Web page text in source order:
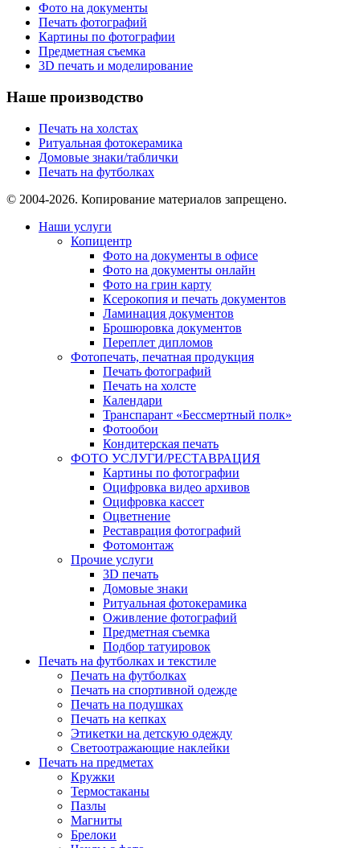
Фото на документы
Печать фотографий
Картины по фотографии
Предметная съемка
3D печать и моделирование
Наше производство
Печать на холстах
Ритуальная фотокерамика
Домовые знаки/таблички
Печать на футболках
© 2004-2026. Копирование материалов запрещено.
Наши услуги
Копицентр
Фото на документы в офисе
Фото на документы онлайн
Фото на грин карту
Ксерокопия и печать документов
Ламинация документов
Брошюровка документов
Переплет дипломов
Фотопечать, печатная продукция
Печать фотографий
Печать на холсте
Календари
Транспарант «Бессмертный полк»
Фотообои
Кондитерская печать
ФОТО УСЛУГИ/РЕСТАВРАЦИЯ
Картины по фотографии
Оцифровка видео архивов
Оцифровка кассет
Оцветнение
Реставрация фотографий
Фотомонтаж
Прочие услуги
3D печать
Домовые знаки
Ритуальная фотокерамика
Оживление фотографий
Предметная съемка
Подбор татуировок
Печать на футболках и текстиле
Печать на футболках
Печать на спортивной одежде
Печать на подушках
Печать на кепках
Этикетки на детскую одежду
Светоотражающие наклейки
Печать на предметах
Кружки
Термостаканы
Пазлы
Магниты
Брелоки